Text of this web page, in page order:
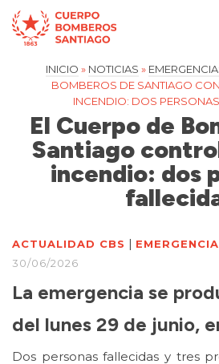
INICIO » NOTICIAS »
BOMBEROS DE SANTIAGO
INCENDIO: DOS
El Cuerpo de
Santiago
incendio: dos
ACTUALIDAD CBS |
30/06/2026
La emergencia se
del lunes 29 de junio,
Dos personas fallecidas y tres